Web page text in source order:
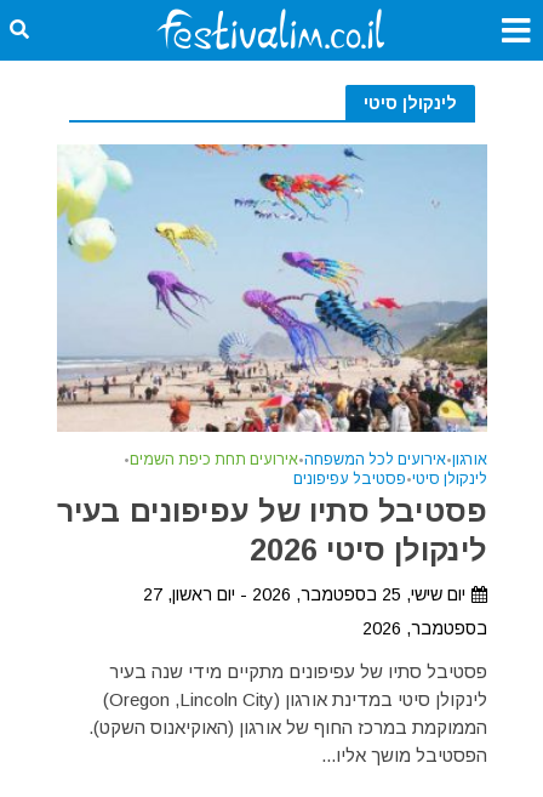
לינקולן סיטי
אורגון•אירועים לכל המשפחה•אירועים תחת כיפת השמים•
לינקולן סיטי•פסטיבל עפיפונים
פסטיבל סתיו של עפיפונים בעיר
לינקולן סיטי 2026
יום שישי, 25 בספטמבר, 2026 - יום ראשון, 27
בספטמבר, 2026
פסטיבל סתיו של עפיפונים מתקיים מידי שנה בעיר
לינקולן סיטי במדינת אורגון (Oregon ,Lincoln City)
הממוקמת במרכז החוף של אורגון (האוקיאנוס השקט).
הפסטיבל מושך אליו...